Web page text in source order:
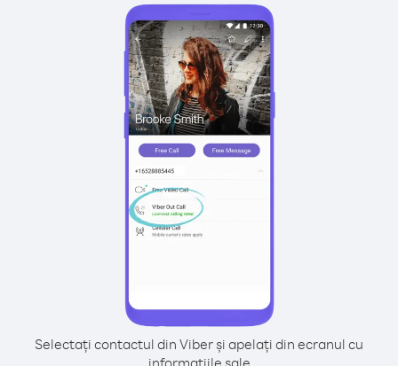
Selectați contactul din Viber și apelați din ecranul cu
informațiile sale